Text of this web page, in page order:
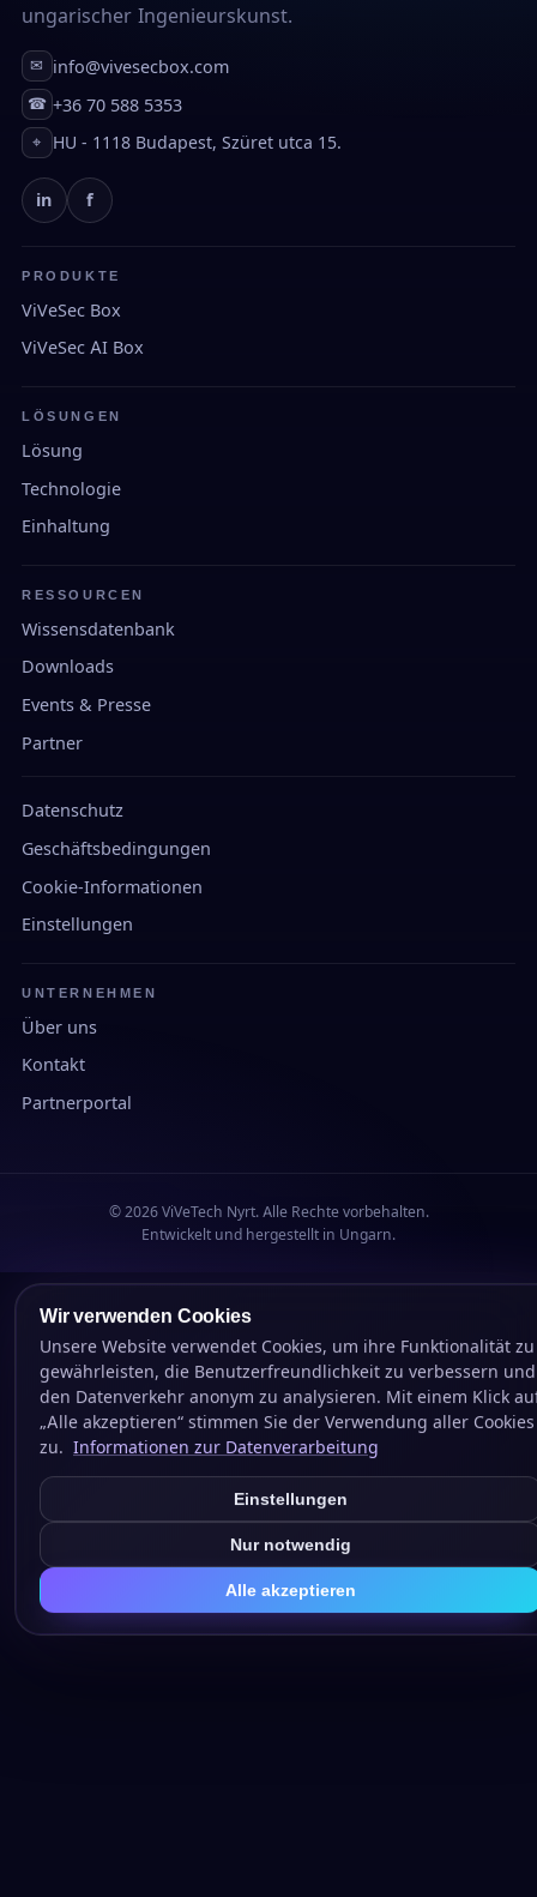
ungarischer Ingenieurskunst.
✉ info@vivesecbox.com
☎ +36 70 588 5353
⌖ HU - 1118 Budapest, Szüret utca 15.
in f
PRODUKTE
ViVeSec Box
ViVeSec AI Box
LÖSUNGEN
Lösung
Technologie
Einhaltung
RESSOURCEN
Wissensdatenbank
Downloads
Events & Presse
Partner
Datenschutz
Geschäftsbedingungen
Cookie-Informationen
Einstellungen
UNTERNEHMEN
Über uns
Kontakt
Partnerportal
© 2026 ViVeTech Nyrt. Alle Rechte vorbehalten.
Entwickelt und hergestellt in Ungarn.
Wir verwenden Cookies
Unsere Website verwendet Cookies, um ihre Funktionalität zu
gewährleisten, die Benutzerfreundlichkeit zu verbessern und
den Datenverkehr anonym zu analysieren. Mit einem Klick
„Alle akzeptieren“ stimmen Sie der Verwendung aller Cookies
zu. Informationen zur Datenverarbeitung
Einstellungen
Nur notwendig
Alle akzeptieren